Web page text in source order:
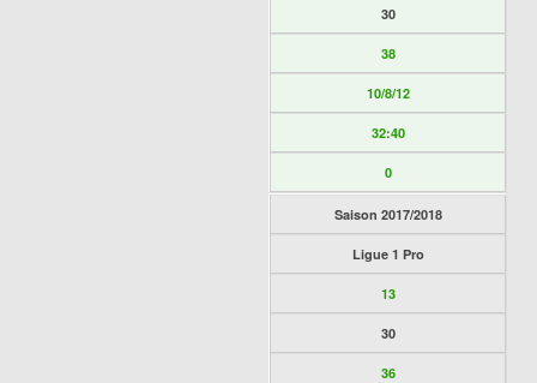
30
38
10/8/12
32:40
0
Saison 2017/2018
Ligue 1 Pro
13
30
36